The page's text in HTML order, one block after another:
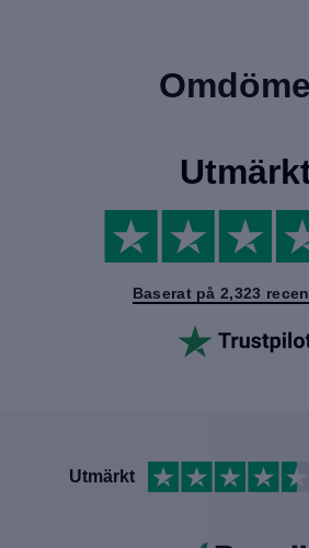
Baserat på 2,323
Utmärkt